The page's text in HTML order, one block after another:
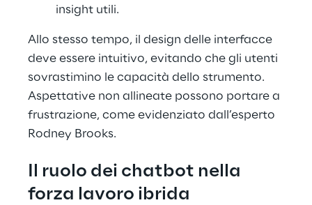
insight utili.
Allo stesso tempo, il design delle interfacce
deve essere intuitivo, evitando che gli utenti
sovrastimino le capacità dello strumento.
Aspettative non allineate possono portare a
frustrazione, come evidenziato dall’esperto
Rodney Brooks.
Il ruolo dei chatbot nella
forza lavoro ibrida